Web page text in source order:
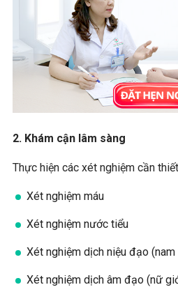
2. Khám cận lâm sàng
Thực hiện các xét nghiệm cần
Xét nghiệm máu
Xét nghiệm nước tiểu
Xét nghiệm dịch niệu đạo
Xét nghiệm dịch âm đạo (nữ